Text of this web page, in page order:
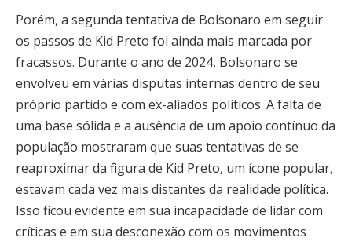
Porém, a segunda tentativa de Bolsonaro em seguir
os passos de Kid Preto foi ainda mais marcada por
fracassos. Durante o ano de 2024, Bolsonaro se
envolveu em várias disputas internas dentro de seu
próprio partido e com ex-aliados políticos. A falta de
uma base sólida e a ausência de um apoio contínuo da
população mostraram que suas tentativas de se
reaproximar da figura de Kid Preto, um ícone popular,
estavam cada vez mais distantes da realidade política.
Isso ficou evidente em sua incapacidade de lidar com
críticas e em sua desconexão com os movimentos